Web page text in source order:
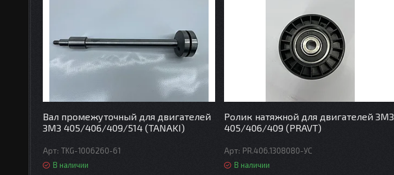
Вал промежуточный для двигателей
ЗМЗ 405/406/409/514 (TANAKI)
TKG-1006260-61
В наличии
Ролик натяжной для двигателей ЗМЗ
405/406/409 (PRAVT)
PR.406.1308080-УС
В наличии